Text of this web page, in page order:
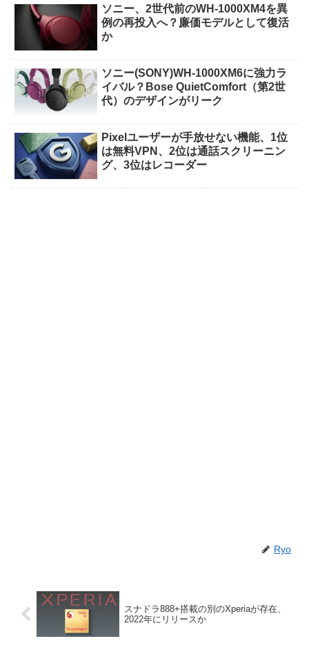
ソニー、2世代前のWH-1000XM4を異
例の再投入へ？廉価モデルとして復活
か
ソニー(SONY)WH-1000XM6に強力ラ
イバル？Bose QuietComfort（第2世
代）のデザインがリーク
Pixelユーザーが手放せない機能、1位
は無料VPN、2位は通話スクリーニン
グ、3位はレコーダー
Ryo
スナドラ888+搭載の別のXperiaが存在、
2022年にリリースか